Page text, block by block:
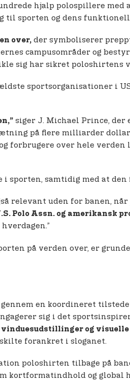
hjalp polospillere
sporten og dens
over, der symboliserer
campusområder og
sig har sikret poloshirtens
sportsorganisationer i
siger J. Michael Prince, der
på flere milliarder
forbrugere over hele verden
samtidig med at den
relevant uden for banen,
Polo Assn. og amerikansk
på verden over, er
en koordineret
sig i det
og
forankret i sloganet.
poloshirten tilbage på
kortformatindhold og global